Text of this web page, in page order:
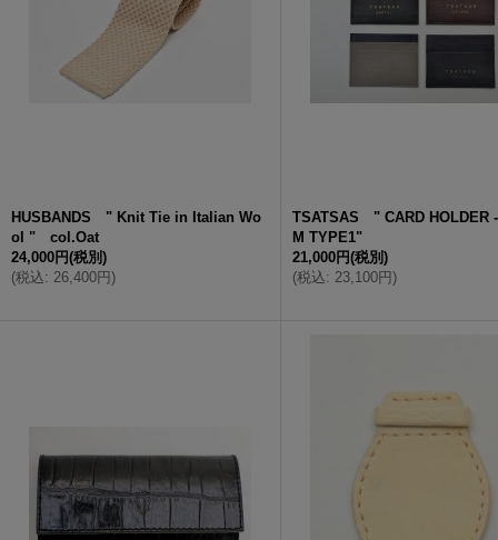
HUSBANDS " Knit Tie in Italian Wo
ol " col.Oat
24,000円(税別)
(税込: 26,400円)
TSATSAS " CARD HOLDER
M TYPE1"
21,000円(税別)
(税込: 23,100円)